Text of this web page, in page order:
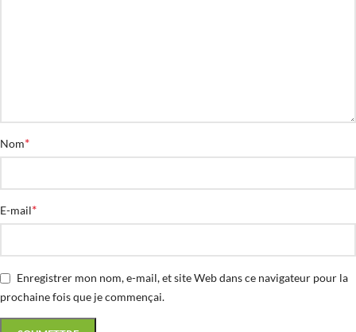
Nom*
E-mail*
Enregistrer mon nom, e-mail, et site Web dans ce navigateur pour la
prochaine fois que je commençai.